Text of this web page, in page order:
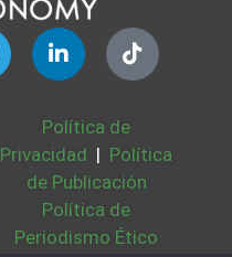
Política de
Privacidad | Política
de Publicación
Política de
Periodismo Ético